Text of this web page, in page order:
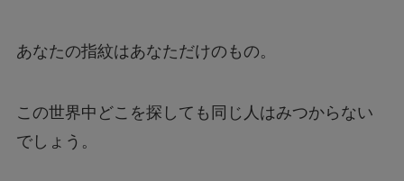
あなたの指紋はあなただけのもの。
この世界中どこを探しても同じ人はみつからない
でしょう。